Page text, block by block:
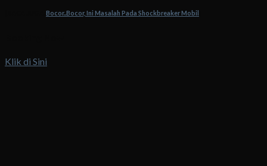
Bocor..Bocor, Ini Masalah Pada Shockbreaker Mobil
Klik di Sini